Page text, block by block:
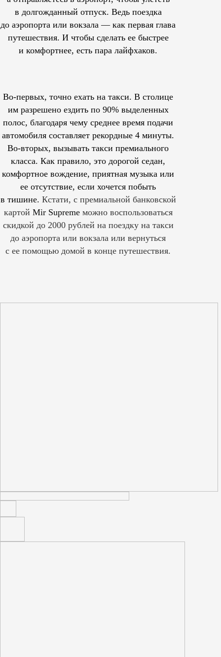
в долгожданный отпуск. Ведь поездка
до аэропорта или вокзала — как первая глава
путешествия. И чтобы сделать ее быстрее
и комфортнее, есть пара лайфхаков.
Во-первых, точно ехать на такси. В столице
им разрешеноездить по 90% выделенных
полос, благодаря чему среднее время подачи
автомобиля составляет рекордные 4 минуты.
Во-вторых, вызывать такси премиального
класса. Как правило, это дорогой седан,
комфортное вождение, приятная музыка или
ее отсутствие, если хочется побыть
в тишине. Кстати, с премиальной банковской
картой Mir Supreme можно воспользоваться
скидкой до 2000 рублей на поездку на такси
до аэропорта или вокзала или вернуться
с ее помощью домой в конце путешествия.